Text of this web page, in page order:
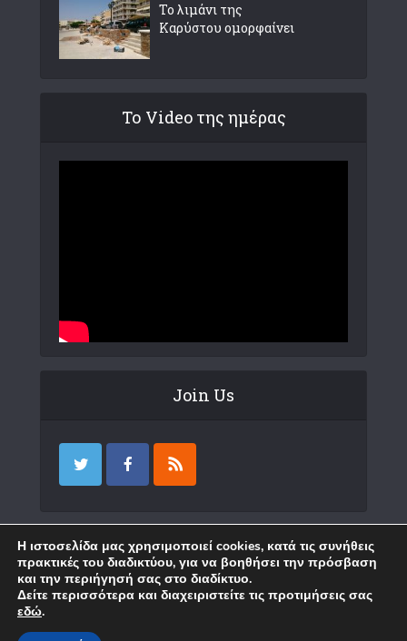
Το λιμάνι της
Καρύστου ομορφαίνει
Το Video της ημέρας
Join Us
Επικοινωνία
Η ιστοσελίδα μας χρησιμοποιεί cookies, κατά τις συνήθεις
πρακτικές του διαδικτύου, για να βοηθήσει την πρόσβαση
και την περιήγησή σας στο διαδίκτυο.
Δείτε περισσότερα και διαχειριστείτε τις προτιμήσεις σας
εδώ.